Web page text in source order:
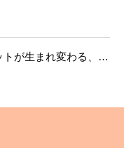
が生まれ変わる、オ